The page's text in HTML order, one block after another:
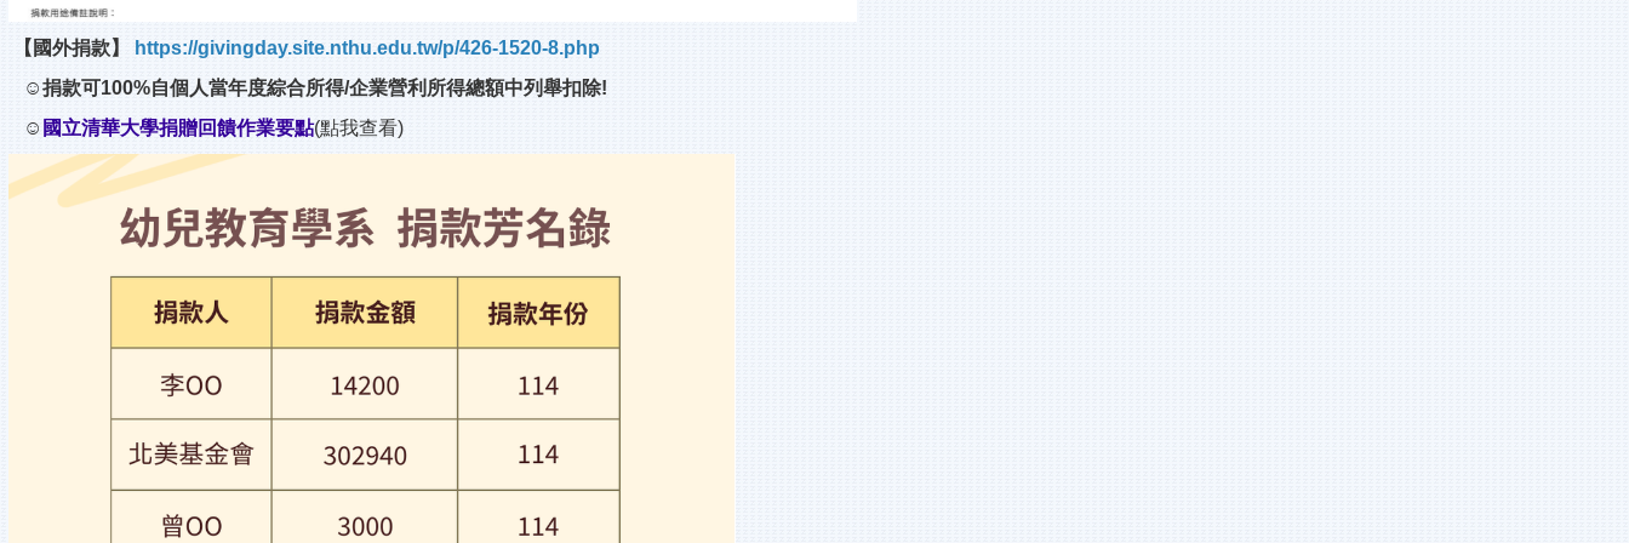
【國外捐款】
https://givingday.site.nthu.edu.tw/p/426-1520-8.php
☺捐款可100%自個人當年度綜合所得/企業營利所得總額中列舉扣除!
☺ 國立清華大學捐贈回饋作業要點(點我查看)